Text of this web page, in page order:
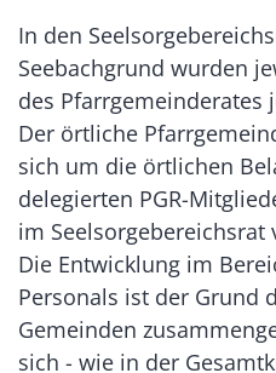
In den
Seebachgrund wurden
des Pfarrgemeinderates
Der örtliche
sich um die örtlichen
delegierten PGR-
im Seelsorgebereichsrat
Die Entwicklung im
Personals ist der Grund
Gemeinden
sich - wie in der